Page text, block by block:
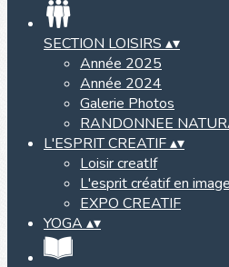
SECTION LOISIRS ▴▾
Année 2025
Année 2024
Galerie Photos
RANDONNEE
L'ESPRIT CREATIF▴▾
Loisir creatIf
L'esprit créatif en
EXPO CREATIF
YOGA ▴▾